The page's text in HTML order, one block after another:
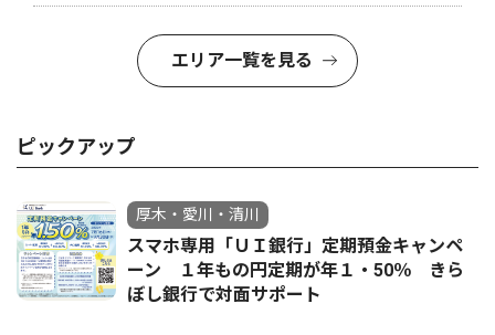
エリア一覧を見る
ピックアップ
厚木・愛川・清川
スマホ専用「ＵＩ銀行」定期預金キャンペ
ーン １年もの円定期が年１・50％ きら
ぼし銀行で対面サポート